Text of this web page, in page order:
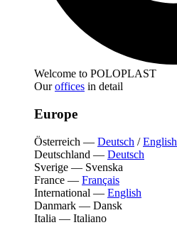
Welcome to POLOPLAST
Ouroffices in detail
Europe
Österreich — Deutsch /English
Deutschland — Deutsch
Sverige — Svenska
France — Français
International — English
Danmark — Dansk
Italia — Italiano